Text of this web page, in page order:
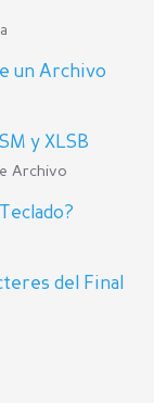
un Archivo
y XLSB
Archivo
del Final